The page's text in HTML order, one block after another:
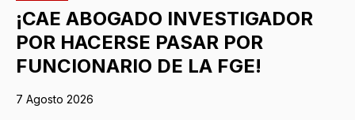
¡CAE ABOGADO INVESTIGADOR
POR HACERSE PASAR POR
FUNCIONARIO DE LA FGE!
7 Agosto 2026